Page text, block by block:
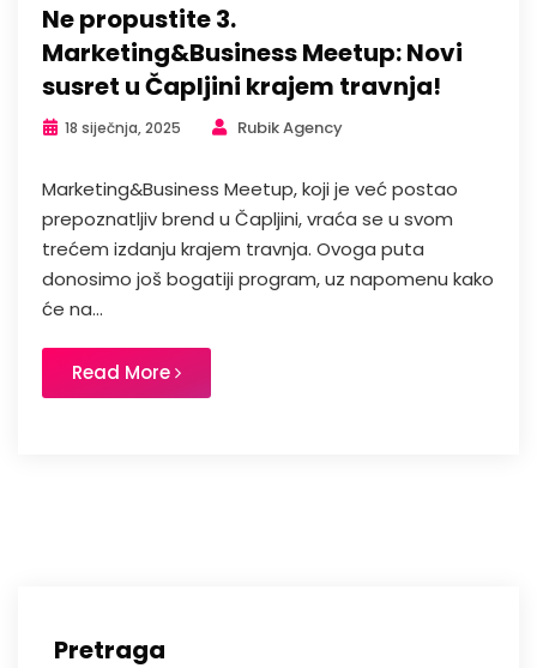
Ne propustite 3.
Marketing&Business Meetup: Novi
susret u Čapljini krajem travnja!
18 siječnja, 2025 Rubik Agency
Marketing&Business Meetup, koji je već postao
prepoznatljiv brend u Čapljini, vraća se u svom
trećem izdanju krajem travnja. Ovoga puta
donosimo još bogatiji program, uz napomenu kako
će na...
Read More
Pretraga